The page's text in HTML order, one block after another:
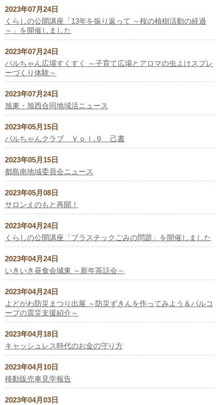
2023年07月24日
くらしの公開講座「13年を振り返って ～桜の植樹活動の経過
～」を開催しました
2023年07月24日
パルちゃん広場すくすく ～子育て広場とアロマの虫よけスプレ
ーづくり体験～
2023年07月24日
旭東・旭西合同地域活ニュース
2023年05月15日
パルちゃんクラブ Ｖｏｌ.９ 己書
2023年05月15日
都島南地域委員会ニュース
2023年05月08日
サロンえのもと再開！
2023年04月24日
くらしの公開講座「プラスチックごみの問題」を開催しました
2023年04月24日
いきいき昼食会城東 ～新年茶話会～
2023年04月24日
よどがわ防災まつり出展 ～防災ずきんを作ってみよう＆パルコ
ープの震災支援紹介～
2023年04月18日
キャッシュレス時代のお金の守り方
2023年04月10日
移動販売車見学報告
2023年04月03日